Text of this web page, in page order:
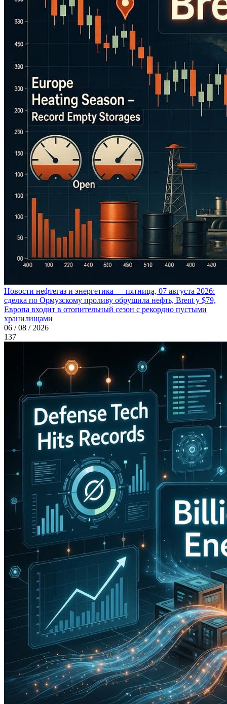
Новости нефтегаз и энергетика — пятница, 07 августа 2026:
сделка по Ормузскому проливу обрушила нефть, Brent у $79,
Европа входит в отопительный сезон с рекордно пустыми
хранилищами
06 / 08 / 2026
137